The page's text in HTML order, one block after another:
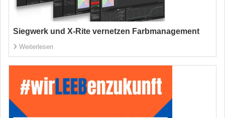
Siegwerk und X-Rite vernetzen Farbmanagement
Weiterlesen